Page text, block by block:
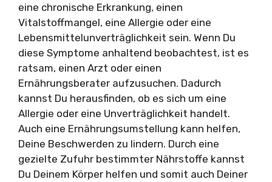
eine chronische Erkrankung, einen
Vitalstoffmangel, eine Allergie oder eine
Lebensmittelunverträglichkeit sein. Wenn Du
diese Symptome anhaltend beobachtest, ist es
ratsam, einen Arzt oder einen
Ernährungsberater aufzusuchen. Dadurch
kannst Du herausfinden, ob es sich um eine
Allergie oder eine Unverträglichkeit handelt.
Auch eine Ernährungsumstellung kann helfen,
Deine Beschwerden zu lindern. Durch eine
gezielte Zufuhr bestimmter Nährstoffe kannst
Du Deinem Körper helfen und somit auch Deiner